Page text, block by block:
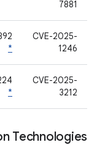
7881
CVE-2025-
1246
*
CVE-2025-
3212
*
Technologies